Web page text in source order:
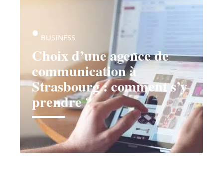
Choix d’une agence de
communication à
Strasbourg : comment s’y
prendre ?
BUSINESS